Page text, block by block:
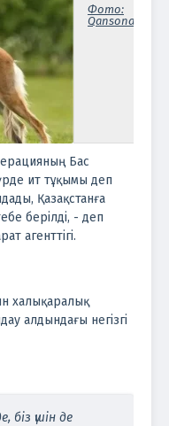
Фото:
Qansonar.com
Бас
ит тұқымы деп
Қазақстанға
берілді, - деп
агенттігі.
халықаралық
алдындағы негізгі
біз үшін де